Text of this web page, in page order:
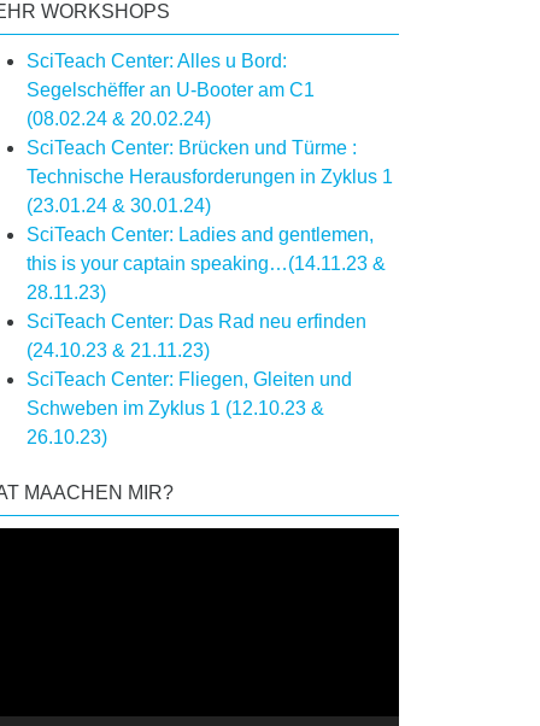
WORKSHOPS
SciTeach Center: Alles u Bord:
Segelschëffer an U-Booter am C1
(08.02.24 & 20.02.24)
SciTeach Center: Brücken und Türme :
Technische Herausforderungen in Zyklus 1
(23.01.24 & 30.01.24)
SciTeach Center: Ladies and gentlemen,
this is your captain speaking…(14.11.23 &
28.11.23)
SciTeach Center: Das Rad neu erfinden
(24.10.23 & 21.11.23)
SciTeach Center: Fliegen, Gleiten und
Schweben im Zyklus 1 (12.10.23 &
26.10.23)
MAACHEN MIR?